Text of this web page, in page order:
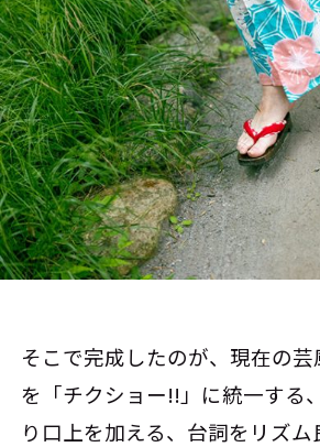
そこで完成したのが、現在の
を「チクショー!!」に統一する
り口上を加える、台詞をリズム